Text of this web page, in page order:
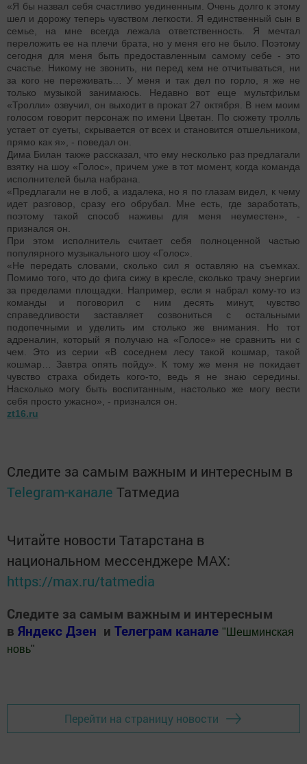
«Я бы назвал себя счастливо уединенным. Очень долго к этому
шел и дорожу теперь чувством легкости. Я единственный сын в
семье, на мне всегда лежала ответственность. Я мечтал
переложить ее на плечи брата, но у меня его не было. Поэтому
сегодня для меня быть предоставленным самому себе - это
счастье. Никому не звонить, ни перед кем не отчитываться, ни
за кого не переживать… У меня и так дел по горло, я же не
только музыкой занимаюсь. Недавно вот еще мультфильм
«Тролли» озвучил, он выходит в прокат 27 октября. В нем моим
голосом говорит персонаж по имени Цветан. По сюжету тролль
устает от суеты, скрывается от всех и становится отшельником,
прямо как я», - поведал он.
Дима Билан также рассказал, что ему несколько раз предлагали
взятку на шоу «Голос», причем уже в тот момент, когда команда
исполнителей была набрана.
«Предлагали не в лоб, а издалека, но я по глазам видел, к чему
идет разговор, сразу его обрубал. Мне есть, где заработать,
поэтому такой способ наживы для меня неуместен», -
признался он.
При этом исполнитель считает себя полноценной частью
популярного музыкального шоу «Голос».
«Не передать словами, сколько сил я оставляю на съемках.
Помимо того, что до фига сижу в кресле, сколько трачу энергии
за пределами площадки. Например, если я набрал кому-то из
команды и поговорил с ним десять минут, чувство
справедливости заставляет созвониться с остальными
подопечными и уделить им столько же внимания. Но тот
адреналин, который я получаю на «Голосе» не сравнить ни с
чем. Это из серии «В соседнем лесу такой кошмар, такой
кошмар… Завтра опять пойду». К тому же меня не покидает
чувство страха обидеть кого-то, ведь я не знаю середины.
Насколько могу быть воспитанным, настолько же могу вести
себя просто ужасно», - признался он.
zt16.ru
Следите за самым важным и интересным в
Telegram-канале Татмедиа
Читайте новости Татарстана в
национальном мессенджере MАХ:
https://max.ru/tatmedia
Следите за самым важным и интересным
в Яндекс Дзен и Телеграм канале " Шешминская
новь"
Перейти на страницу новости